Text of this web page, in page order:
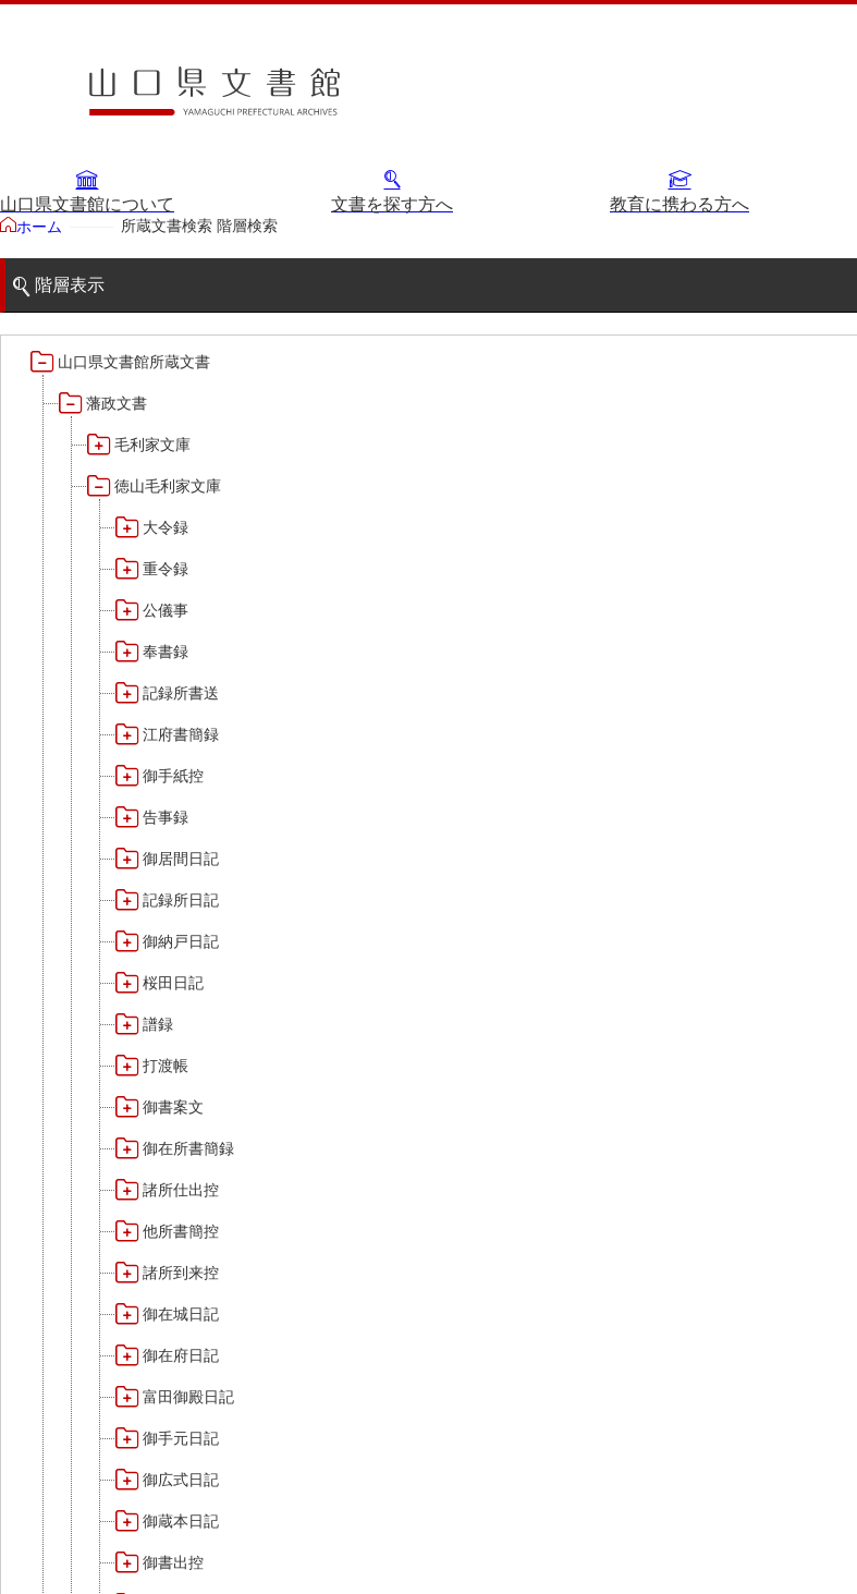
山口県文書館について 文書を探す方へ 教育に携わる方へ
ホーム 所蔵文書検索 階層検索
階層表示
山口県文書館所蔵文書
藩政文書
毛利家文庫
徳山毛利家文庫
大令録
重令録
公儀事
奉書録
記録所書送
江府書簡録
御手紙控
告事録
御居間日記
記録所日記
御納戸日記
桜田日記
譜録
打渡帳
御書案文
御在所書簡録
諸所仕出控
他所書簡控
諸所到来控
御在城日記
御在府日記
富田御殿日記
御手元日記
御広式日記
御蔵本日記
御書出控